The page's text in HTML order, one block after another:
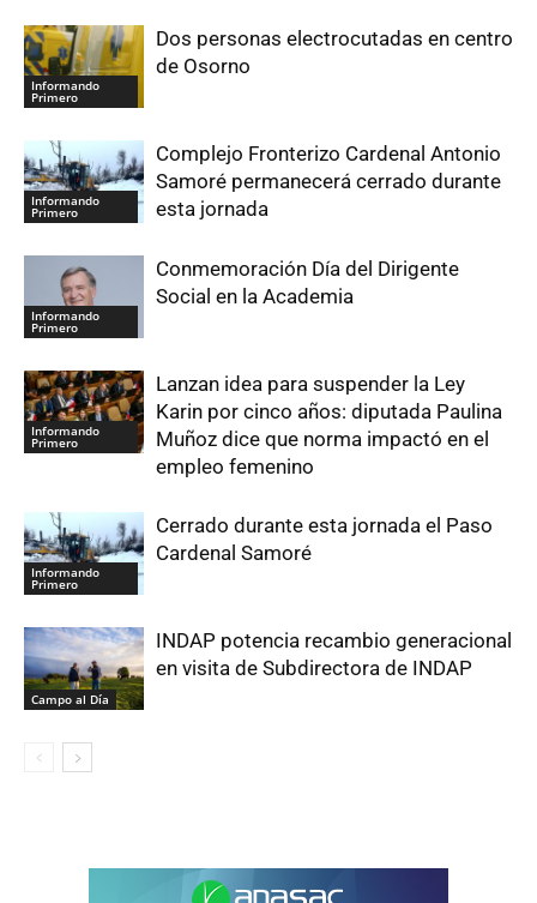
Informando
Primero
Dos personas electrocutadas en centro
de Osorno
Informando
Primero
Complejo Fronterizo Cardenal Antonio
Samoré permanecerá cerrado durante
esta jornada
Informando
Primero
Conmemoración Día del Dirigente
Social en la Academia
Informando
Primero
Lanzan idea para suspender la Ley
Karin por cinco años: diputada Paulina
Muñoz dice que norma impactó en el
empleo femenino
Informando
Primero
Cerrado durante esta jornada el Paso
Cardenal Samoré
Campo al Día
INDAP potencia recambio generacional
en visita de Subdirectora de INDAP